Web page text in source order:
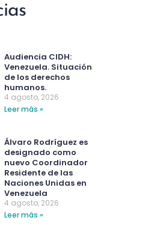
Audiencia CIDH:
Venezuela. Situación
de los derechos
humanos.
4 agosto, 2026
Leer más »
Álvaro Rodríguez es
designado como
nuevo Coordinador
Residente de las
Naciones Unidas en
Venezuela
4 agosto, 2026
Leer más »